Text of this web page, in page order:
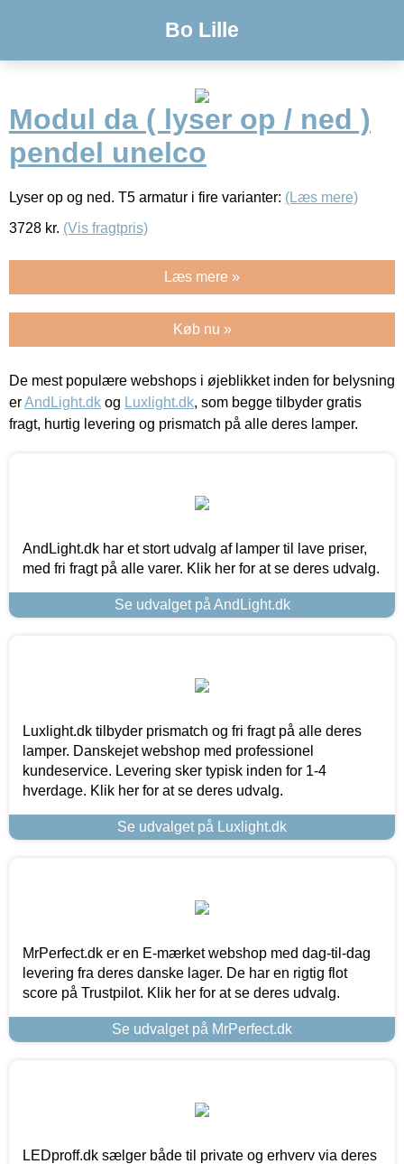
Bo Lille
Modul da ( lyser op / ned )
pendel unelco
Lyser op og ned. T5 armatur i fire varianter: (Læs mere)
3728 kr. (Vis fragtpris)
Læs mere »
Køb nu »
De mest populære webshops i øjeblikket inden for belysning
erAndLight.dk og Luxlight.dk, som begge tilbyder gratis
fragt, hurtig levering og prismatch på alle deres lamper.
AndLight.dk har et stort udvalg af lamper til lave priser,
med fri fragt på alle varer. Klik her for at se deres udvalg.
Se udvalget på AndLight.dk
Luxlight.dk tilbyder prismatch og fri fragt på alle deres
lamper. Danskejet webshop med professionel
kundeservice. Levering sker typisk inden for 1-4
hverdage. Klik her for at se deres udvalg.
Se udvalget på Luxlight.dk
MrPerfect.dk er en E-mærket webshop med dag-til-dag
levering fra deres danske lager. De har en rigtig flot
score på Trustpilot. Klik her for at se deres udvalg.
Se udvalget på MrPerfect.dk
LEDproff.dk sælger både til private og erhverv via deres